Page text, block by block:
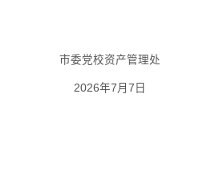
市委党校资产管理处
2026年7月7日